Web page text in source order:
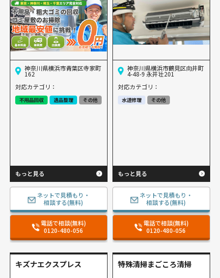
神奈川県横浜市青葉区寺家町
162
対応カテゴリ：
不用品回収 遺品整理 その他
もっと見る
ネットで見積もり・
相談する(無料)
電話で相談(無料)
0120-480-056
神奈川県横浜市鶴見区向井町
4-48-9 永井壮201
対応カテゴリ：
水道修理 その他
もっと見る
ネットで見積もり・
相談する(無料)
電話で相談(無料)
0120-480-056
キズナエクスプレス 特殊清掃まごころ清掃